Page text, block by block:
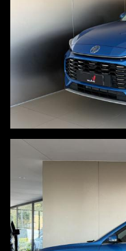
intelligent cruise
limitatore di velocità
frenata d'emergenza
controllo elettronico
alert anglo cieco
sensore luci
selettore modalità di
SOTTOSCRIZIONE DI UN
Per ulteriori informazioni,
Condizioni chiare, certe e
Permutiamo o rottamiamo
Consegna a domicilio in
economico